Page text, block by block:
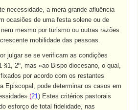
necessidade, a mera grande afluência
ocasiões de uma festa solene ou de
mesmo por turismo ou outras razões
mobilidade das pessoas.
julgar se se verificam as condições
§1, 2º, mas «ao Bispo diocesano, o qual,
por acordo com os restantes
Episcopal, pode determinar os casos em
(21) Estes critérios pastorais
esforço de total fidelidade, nas